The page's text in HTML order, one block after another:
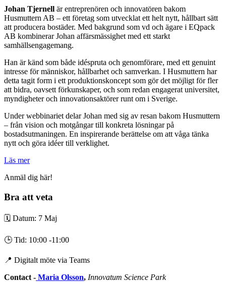
Johan Tjernell är entreprenören och innovatören bakom
Husmuttern AB – ett företag som utvecklat ett helt nytt, hållbart sätt
att producera bostäder. Med bakgrund som vd och ägare i EQpack
AB kombinerar Johan affärsmässighet med ett starkt
samhällsengagemang.
Han är känd som både idéspruta och genomförare, med ett genuint
intresse för människor, hållbarhet och samverkan. I Husmuttern har
detta tagit form i ett produktionskoncept som gör det möjligt för fler
att bidra, oavsett förkunskaper, och som redan engagerat universitet,
myndigheter och innovationsaktörer runt om i Sverige.
Under webbinariet delar Johan med sig av resan bakom Husmuttern
– från vision och motgångar till konkreta lösningar på
bostadsutmaningen. En inspirerande berättelse om att våga tänka
nytt och göra idéer till verklighet.
Läs mer
Anmäl dig här!
Bra att veta
🗓️ Datum: 7 Maj
🕒 Tid: 10:00 -11:00
📍 Digitalt möte via Teams
Contact - Maria Olsson, Innovatum Science Park